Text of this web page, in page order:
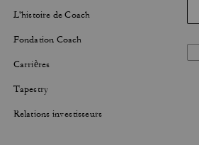
L'histoire de Coach
Fondation Coach
Carrières
Tapestry
Relations investisseurs